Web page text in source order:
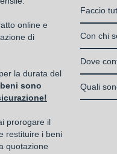
online e
di
la durata del
beni sono
prorogare il
restituire i beni
quotazione
di un
Enti
I privati
Il Care
Italia
Faccio
Si, puoi
Con chi
Il
Dove
Una
Quali